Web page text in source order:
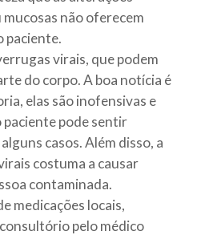
mucosas não oferecem
paciente.
virais, que podem
do corpo. A boa notícia é
elas são inofensivas e
pode sentir
casos. Além disso, a
costuma a causar
contaminada.
medicações locais,
pelo médico